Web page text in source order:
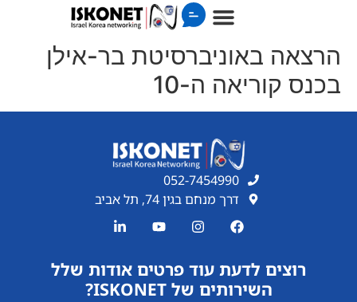
הרצאה באוניברסיטת בר-אילן
בכנס קוריאה ה-10
052-7454990
דרך מנחם בגין 74, תל אביב
רוצים לדעת עוד פרטים אודות שלל
השירותים של ISKONET?